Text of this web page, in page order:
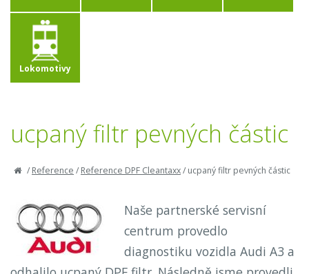
Lokomotivy
ucpaný filtr pevných částic
/Reference /Reference DPF Cleantaxx/ucpaný filtr pevných částic
Naše partnerské servisní
centrum provedlo
diagnostiku vozidla Audi A3 a